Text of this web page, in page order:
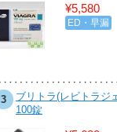
¥5,580
ED・早漏
3
ブリトラ(レビトラジ
100錠